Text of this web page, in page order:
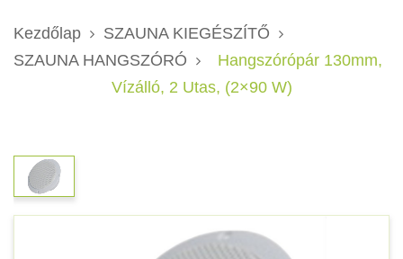
Kezdőlap
SZAUNA KIEGÉSZÍTŐ
SZAUNA HANGSZÓRÓ
Hangszórópár 130mm,
Vízálló, 2 Utas, (2×90 W)